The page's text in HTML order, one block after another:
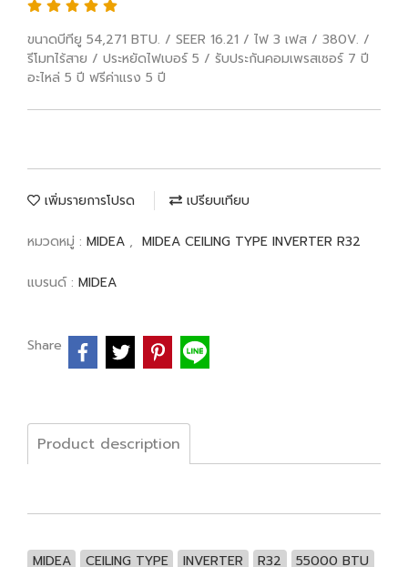
ขนาดบีทียู 54,271 BTU. / SEER 16.21 / ไฟ 3 เฟส / 380V. /
รีโมทไร้สาย / ประหยัดไฟเบอร์ 5 / รับประกันคอมเพรสเซอร์ 7 ปี
อะไหล่ 5 ปี ฟรีค่าแรง 5 ปี
เพิ่มรายการโปรด เปรียบเทียบ
หมวดหมู่ : MIDEA , MIDEA CEILING TYPE INVERTER R32
แบรนด์ : MIDEA
Share
Product description
MIDEA CEILING TYPE INVERTER R32 55000 BTU